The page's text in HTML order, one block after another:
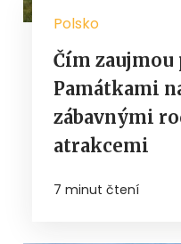
Polsko
Čím zaujmou
Památkami
zábavnými
atrakcemi
7 minut čtení